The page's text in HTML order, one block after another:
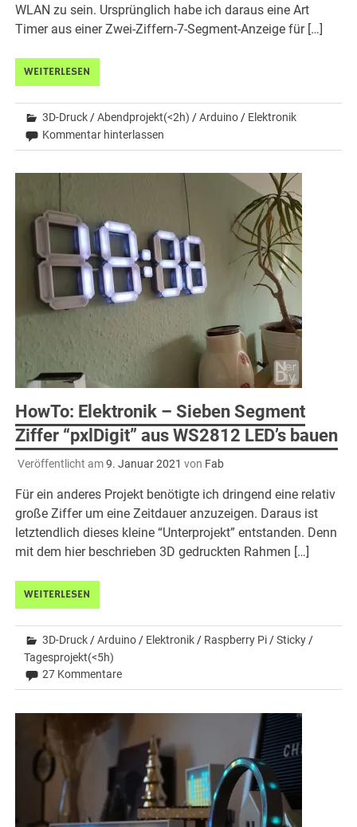
WLAN zu sein. Ursprünglich habe ich daraus eine Art
Timer aus einer Zwei-Ziffern-7-Segment-Anzeige für […]
WEITERLESEN
3D-Druck /Abendprojekt(<2h) /Arduino / Elektronik
Kommentar hinterlassen
HowTo: Elektronik – Sieben Segment
Ziffer “pxlDigit” aus WS2812 LED’s bauen
Veröffentlicht am9. Januar 2021 von Fab
Für ein anderes Projekt benötigte ich dringend eine relativ
große Ziffer um eine Zeitdauer anzuzeigen. Daraus ist
letztendlich dieses kleine “Unterprojekt” entstanden. Denn
mit dem hier beschrieben 3D gedruckten Rahmen […]
WEITERLESEN
3D-Druck/Arduino/ Elektronik/ Raspberry Pi/Sticky/
Tagesprojekt(<5h)
27 Kommentare